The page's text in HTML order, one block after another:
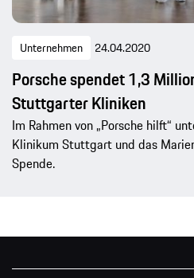
Unternehmen 24.04.2020
Porsche spendet 1,3
Stuttgarter Kliniken
Im Rahmen von „Porsche hilft“
Klinikum Stuttgart und das
Spende.